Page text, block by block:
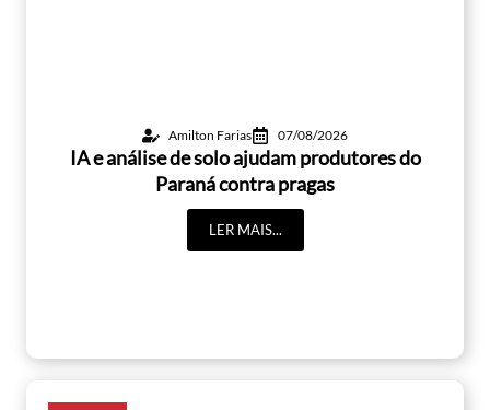
Amilton Farias 07/08/2026
IA e análise de solo ajudam produtores do
Paraná contra pragas
LER MAIS...